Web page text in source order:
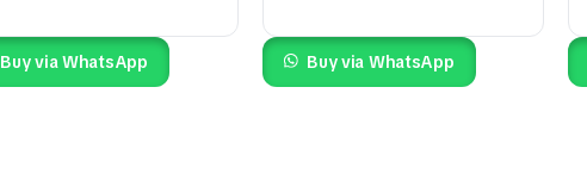
Buy via WhatsApp Buy via WhatsApp